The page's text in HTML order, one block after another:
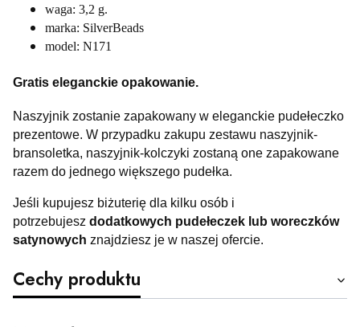
waga: 3,2 g.
marka: SilverBeads
model: N171
Gratis eleganckie opakowanie.
Naszyjnik zostanie zapakowany w eleganckie pudełeczko
prezentowe. W przypadku zakupu zestawu naszyjnik-
bransoletka, naszyjnik-kolczyki zostaną one zapakowane
razem do jednego większego pudełka.
Jeśli kupujesz biżuterię dla kilku osób i
potrzebujesz dodatkowych pudełeczek lub woreczków
satynowych znajdziesz je w naszej ofercie.
Cechy produktu